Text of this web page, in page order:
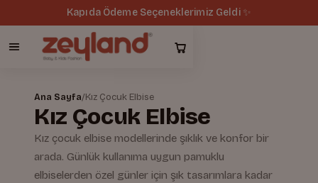
Tüm siparişlerde ücretsiz kargo 🚚
Ana Sayfa/Kız Çocuk Elbise
Kız Çocuk Elbise
Kız çocuk elbise modellerinde şıklık ve konfor bir
arada. Günlük kullanıma uygun pamuklu
elbiselerden özel günler için şık tasarımlara kadar